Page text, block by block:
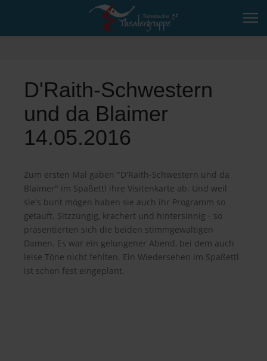
D'Raith-Schwestern
und da Blaimer
14.05.2016
Zum ersten Mal gaben "D'Raith-Schwestern und da
Blaimer" im Spaßettl ihre Visitenkarte ab. Und weil
sie's bunt mögen haben sie auch ihr Programm so
getauft. Sitzzüngig, krachert und hintersinnig - so
präsentierten sich die beiden stimmgewaltigen
Damen. Es war ein gelungener Abend, bei dem auch
leise Töne nicht fehlten. Ein Wiedersehen im Spaßettl
ist schon fest eingeplant.